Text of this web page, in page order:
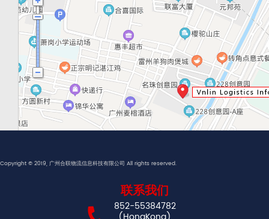
联系我们
852-55384782
Copyright © 2019, 广州合联物流信息科技有限公司 All rights reserved.